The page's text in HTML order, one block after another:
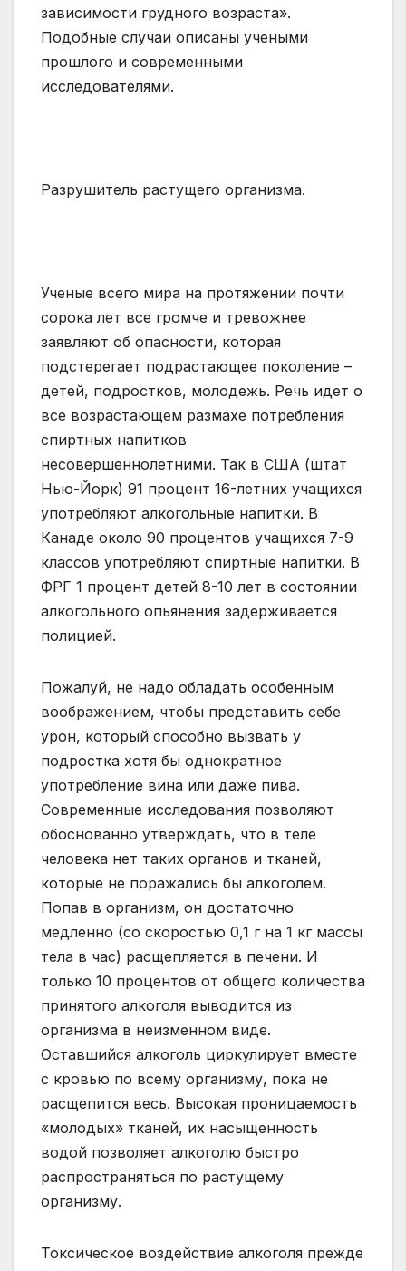
зависимости грудного возраста».
Подобные случаи описаны учеными
прошлого и современными
исследователями.
Разрушитель растущего организма.
Ученые всего мира на протяжении почти
сорока лет все громче и тревожнее
заявляют об опасности, которая
подстерегает подрастающее поколение –
детей, подростков, молодежь. Речь идет о
все возрастающем размахе потребления
спиртных напитков
несовершеннолетними. Так в США (штат
Нью-Йорк) 91 процент 16-летних учащихся
употребляют алкогольные напитки. В
Канаде около 90 процентов учащихся 7-9
классов употребляют спиртные напитки. В
ФРГ 1 процент детей 8-10 лет в состоянии
алкогольного опьянения задерживается
полицией.
Пожалуй, не надо обладать особенным
воображением, чтобы представить себе
урон, который способно вызвать у
подростка хотя бы однократное
употребление вина или даже пива.
Современные исследования позволяют
обоснованно утверждать, что в теле
человека нет таких органов и тканей,
которые не поражались бы алкоголем.
Попав в организм, он достаточно
медленно (со скоростью 0,1 г на 1 кг массы
тела в час) расщепляется в печени. И
только 10 процентов от общего количества
принятого алкоголя выводится из
организма в неизменном виде.
Оставшийся алкоголь циркулирует вместе
с кровью по всему организму, пока не
расщепится весь. Высокая проницаемость
«молодых» тканей, их насыщенность
водой позволяет алкоголю быстро
распространяться по растущему
организму.
Токсическое воздействие алкоголя прежде